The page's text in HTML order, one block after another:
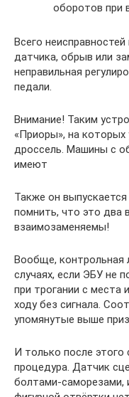
оборотов при
Всего
датчика, обрыв или
неправильная
педали.
Внимание! Таким
«Приоры», на которых
дроссель. Машины с
имеют
Также он
помнить, что это два
взаимозаменяемы!
Вообще, контрольная
случаях, если ЭБУ не
при трогании с места
ходу без сигнала.
упомянутые выше
И только после этого
процедура. Датчик
болтами-саморезами,